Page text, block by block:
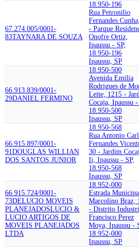
67.274.005/0001-
83TAYNARA DE SOUZA
18.950-196
Rua Petronilio
Fernandes
- Parque
Onofre Ortiz,
Ipaussu - SP,
18.950-196
Ipaussu, SP
66.913.839/0001-
29DANIEL FERMINO
18.950-500
Avenida Emilia
Rodrigues de
Leite, 1215 -
Cocaja, Ipaussu -
18.950-500
Ipaussu, SP
66.915.897/0001-
91DOUGLAS WILLIAN
DOS SANTOS JUNIOR
18.950-568
Rua Antonio
Fernandes
30 - Jardim
Ii, Ipaussu - SP,
18.950-568
Ipaussu, SP
66.915.724/0001-
73DELUCIO MOVEIS
PLANEJADOSLUCIO &
LUCIO ARTIGOS DE
MOVEIS PLANEJADOS
LTDA
18.952-000
Estrada
Marcolino Braz,
- Distrito
Francisco Perez
Moya, Ipaussu -
18.952-000
Ipaussu, SP